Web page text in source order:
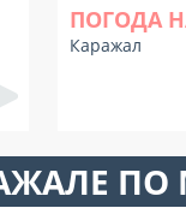
ПОГОДА
Каражал